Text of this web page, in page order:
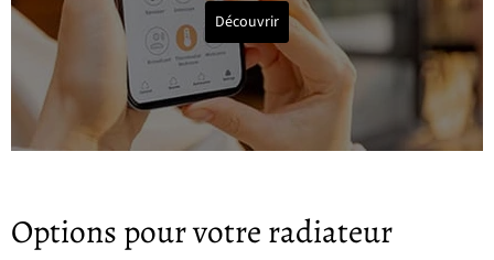
Découvrir
Options pour votre radiateur